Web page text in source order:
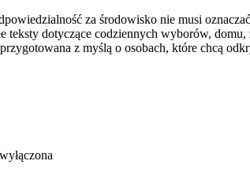
za środowisko nie musi
teksty dotyczące codziennych wyborów,
z myślą o osobach, które chcą